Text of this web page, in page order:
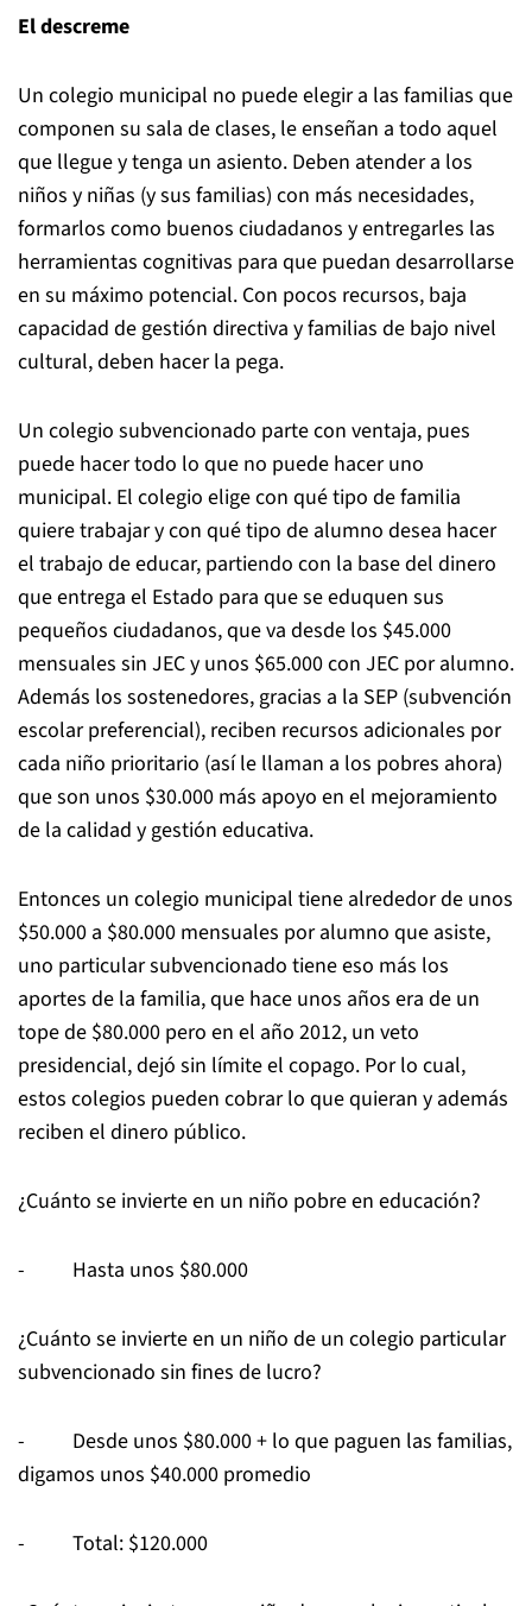
El descreme
Un colegio municipal no puede elegir a las familias que
componen su sala de clases, le enseñan a todo aquel
que llegue y tenga un asiento. Deben atender a los
niños y niñas (y sus familias) con más necesidades,
formarlos como buenos ciudadanos y entregarles las
herramientas cognitivas para que puedan desarrollarse
en su máximo potencial. Con pocos recursos, baja
capacidad de gestión directiva y familias de bajo nivel
cultural, deben hacer la pega.
Un colegio subvencionado parte con ventaja, pues
puede hacer todo lo que no puede hacer uno
municipal. El colegio elige con qué tipo de familia
quiere trabajar y con qué tipo de alumno desea hacer
el trabajo de educar, partiendo con la base del dinero
que entrega el Estado para que se eduquen sus
pequeños ciudadanos, que va desde los $45.000
mensuales sin JEC y unos $65.000 con JEC por alumno.
Además los sostenedores, gracias a la SEP (subvención
escolar preferencial), reciben recursos adicionales por
cada niño prioritario (así le llaman a los pobres ahora)
que son unos $30.000 más apoyo en el mejoramiento
de la calidad y gestión educativa.
Entonces un colegio municipal tiene alrededor de unos
$50.000 a $80.000 mensuales por alumno que asiste,
uno particular subvencionado tiene eso más los
aportes de la familia, que hace unos años era de un
tope de $80.000 pero en el año 2012, un veto
presidencial, dejó sin límite el copago. Por lo cual,
estos colegios pueden cobrar lo que quieran y además
reciben el dinero público.
¿Cuánto se invierte en un niño pobre en educación?
- Hasta unos $80.000
¿Cuánto se invierte en un niño de un colegio particular
subvencionado sin fines de lucro?
- Desde unos $80.000 + lo que paguen las familias,
digamos unos $40.000 promedio
- Total: $120.000